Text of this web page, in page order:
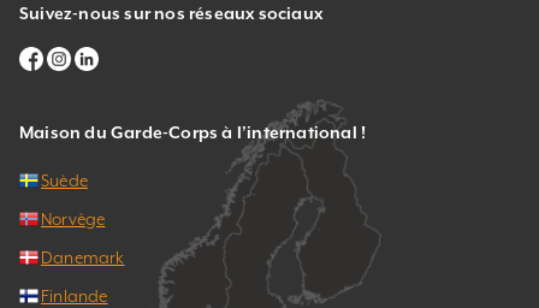
Suivez-nous sur nos réseaux sociaux
Maison du Garde-Corps à l’international !
Suède
Norvège
Danemark
Finlande